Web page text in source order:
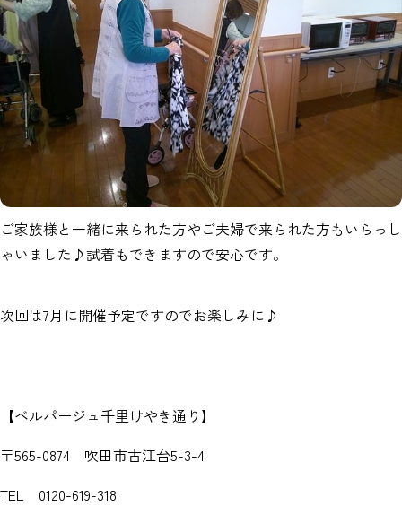
ご家族様と一緒に来られた方やご夫婦で来られた方もいらっし
ゃいました♪試着もできますので安心です。
次回は7月に開催予定ですのでお楽しみに♪
【ベルパージュ千里けやき通り】
〒565-0874 吹田市古江台5-3-4
TEL 0120-619-318